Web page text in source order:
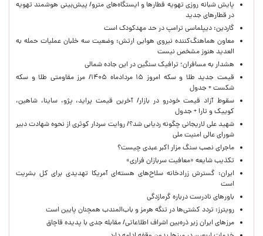
پایش شبانه روزی تهویه قطارها و ایستگاه‌های مترو/ پیش‌بینی هوشمند تهویه
در قطارهای جدید
گاردین: دیپلماسی ترامپ در حد مهدکودک است
معاون هماهنگ‌کننده نیروی هوایی ارتش: وضعیت سه خلبان عملیات حمله به
العدید هنوز مشخص نیست
هشدار به مسافران؛ ترافیک سنگین در این جاده شمالی
قیمت جدید طلا و سکه امروز ۱۵ مردادماه ۱۴۰۵/ مرز مقاومتی طلا و سکه
شکست + جدول
سقوط آزاد قیمت خودرو در بازار/ آخرین قیمت پراید، پژو، ساینا، شاهین،
کوییک و تارا + جدول
شهید علی لاریجانی چگونه ردیابی شد؟/ روایت سردار کوثری از نحوه شهادت دبیر
شورای عالی امنیت ملی
ماجرای نصب سنگ مزار اکبر عبدی چیست؟
تکذیب شایعه «معافیت سربازان فراری»
ایران: گسترش زرادخانه سلاح‌های هسته‌ای آمریکا تهدیدی برای کل بشریت
است
باورهای نادرست درباره گرمازدگی
رویترز: تردد کشتی‌ها در تنگه هرمز و باب‌المندب همچنان پایین است
مرزهای ایران زیر ذره‌بین اشراف اطلاعاتی/ مقابله جدی با پدیده قاچاق